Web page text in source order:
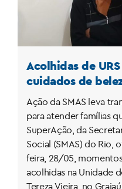
Acolhidas de
cuidados de
Ação da SMAS leva
para atender famílias
SuperAção, da
Social (SMAS) do Rio,
feira, 28/05,
acolhidas na Unidade
Tereza Vieira, no